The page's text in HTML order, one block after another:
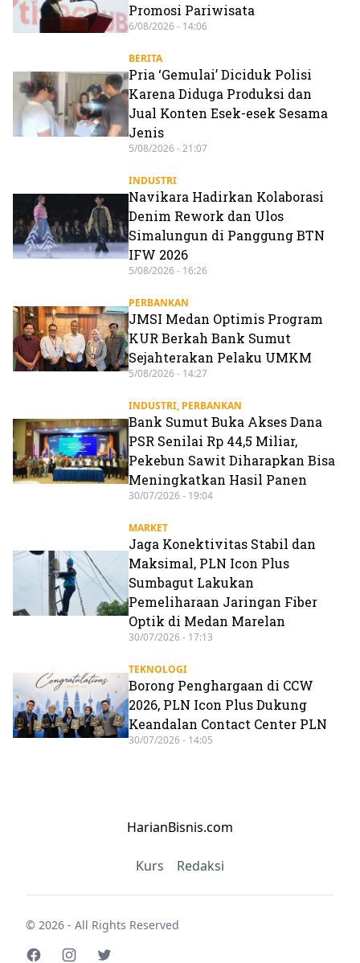
Promosi Pariwisata
6/08/2026 - 14:06
BERITA
Pria ‘Gemulai’ Diciduk Polisi
Karena Diduga Produksi dan
Jual Konten Esek-esek Sesama
Jenis
5/08/2026 - 21:07
INDUSTRI
Navikara Hadirkan Kolaborasi
Denim Rework dan Ulos
Simalungun di Panggung BTN
IFW 2026
5/08/2026 - 16:26
PERBANKAN
JMSI Medan Optimis Program
KUR Berkah Bank Sumut
Sejahterakan Pelaku UMKM
5/08/2026 - 14:27
INDUSTRI, PERBANKAN
Bank Sumut Buka Akses Dana
PSR Senilai Rp 44,5 Miliar,
Pekebun Sawit Diharapkan Bisa
Meningkatkan Hasil Panen
30/07/2026 - 19:04
MARKET
Jaga Konektivitas Stabil dan
Maksimal, PLN Icon Plus
Sumbagut Lakukan
Pemeliharaan Jaringan Fiber
Optik di Medan Marelan
30/07/2026 - 17:13
TEKNOLOGI
Borong Penghargaan di CCW
2026, PLN Icon Plus Dukung
Keandalan Contact Center PLN
30/07/2026 - 14:05
HarianBisnis.com
Kurs Redaksi
© 2026 - All Rights Reserved